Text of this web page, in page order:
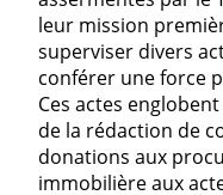
leur mission
superviser divers
conférer une force
Ces actes
de la rédaction de
donations aux
immobilière aux